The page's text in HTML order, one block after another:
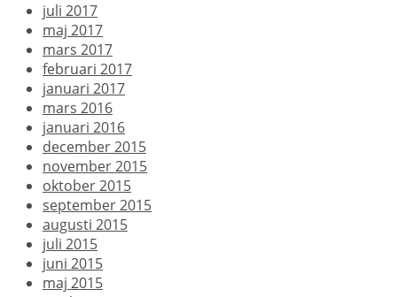
juli 2017
maj 2017
mars 2017
februari 2017
januari 2017
mars 2016
januari 2016
december 2015
november 2015
oktober 2015
september 2015
augusti 2015
juli 2015
juni 2015
maj 2015